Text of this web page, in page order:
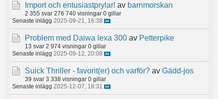
Import och entusiastprylar! av barnmorskan
2 355 svar 276 740 visningar 0 gillar
Senaste inlägg 2025-09-21, 16:38
Problem med Daiwa lexa 300 av Petterpike
13 svar 2 974 visningar 0 gillar
Senaste inlägg 2025-09-12, 20:08
Suick Thriller - favorit(er) och varför? av Gädd-jos
39 svar 3 338 visningar 0 gillar
Senaste inlägg 2025-12-07, 18:31